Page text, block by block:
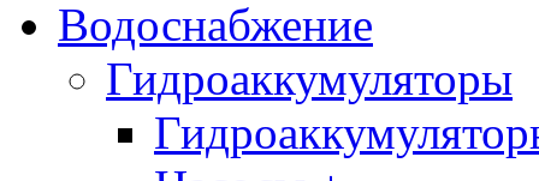
Водоснабжение
Гидроаккумуляторы